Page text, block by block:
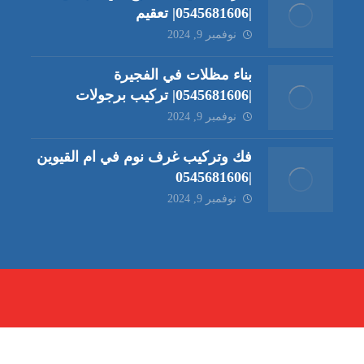
|0545681606| تعقيم
نوفمبر 9, 2024
بناء مظلات في الفجيرة
|0545681606| تركيب برجولات
نوفمبر 9, 2024
فك وتركيب غرف نوم في ام القيوين
|0545681606
نوفمبر 9, 2024